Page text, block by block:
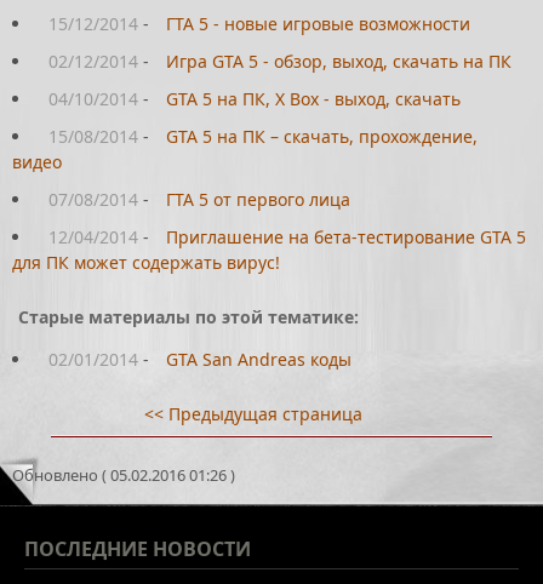
15/12/2014 -
ГТА 5 - новые игровые возможности
02/12/2014 -
Игра GTA 5 - обзор, выход, скачать на ПК
04/10/2014 -
GTA 5 на ПК, Х Box - выход, скачать
15/08/2014 -
GTA 5 на ПК – скачать, прохождение,
видео
07/08/2014 -
ГТА 5 от первого лица
12/04/2014 -
Приглашение на бета-тестирование GTA 5
для ПК может содержать вирус!
Старые материалы по этой тематике:
02/01/2014 - GTA San Andreas коды
<< Предыдущая страница
Обновлено ( 05.02.2016 01:26 )
ПОСЛЕДНИЕ НОВОСТИ